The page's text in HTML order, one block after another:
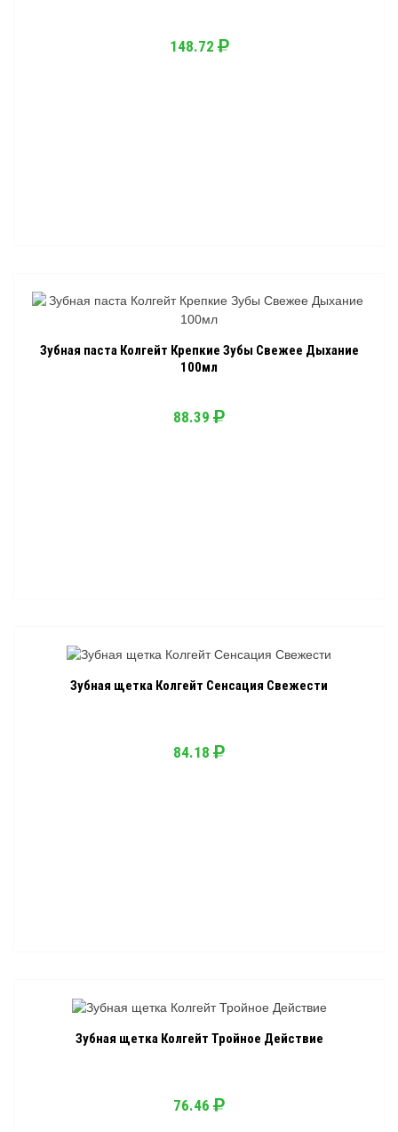
148.72
Зубная паста Колгейт Крепкие Зубы Свежее Дыхание
100мл
88.39
Зубная щетка Колгейт Сенсация Свежести
84.18
Зубная щетка Колгейт Тройное Действие
76.46